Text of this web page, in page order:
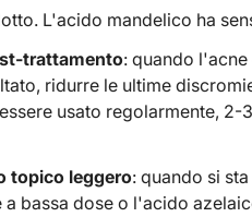
L'acido mandelico ha
trattamento: quando
ridurre le ultime
usato regolarmente, 2-
topico leggero: quando si
bassa dose o l'acido